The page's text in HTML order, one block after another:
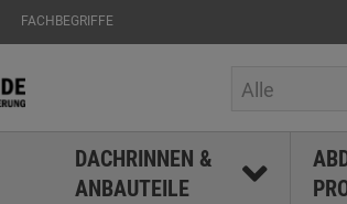
FACHBEGRIFFE
Alle
DACHRINNEN &
ANBAUTEILE